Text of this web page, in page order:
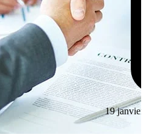
19 janvier